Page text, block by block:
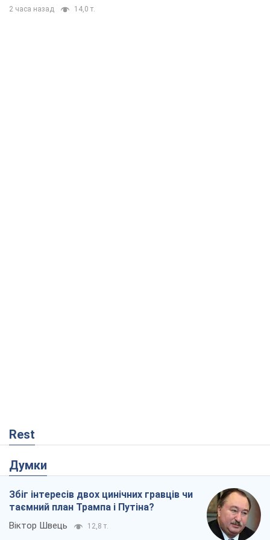
2 часа назад 14,0 т.
Rest
Думки
Збіг інтересів двох цинічних гравців чи
таємний план Трампа і Путіна?
Віктор Швець 12,8 т.